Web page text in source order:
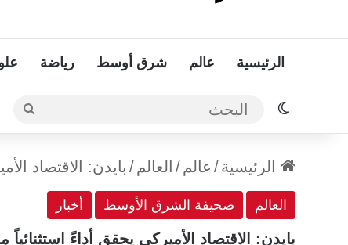
الرئيسية عالم شرق أوسط رياضة
الوضع المظلم البحث
الرئيسية/ عالم / العالم / بايدن: الاقتصاد
العالم صحيفة الشرق الأوسط أخبار
بايدن: الاقتصاد الأميركي يحقق أداءً